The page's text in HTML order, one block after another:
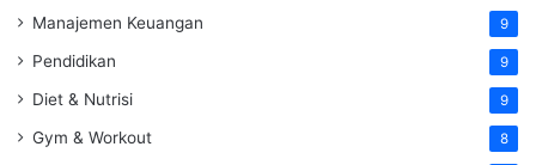
Manajemen Keuangan 9
Pendidikan 9
Diet & Nutrisi 9
Gym & Workout 8